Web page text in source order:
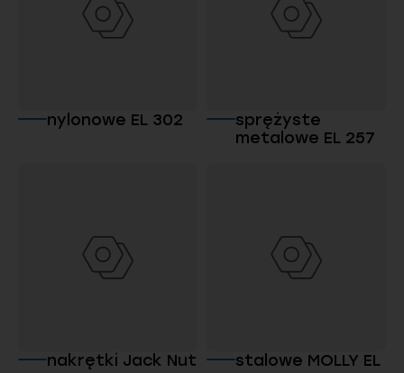
nylonowe EL 302
sprężyste
metalowe EL 257
nakrętki Jack Nut
stalowe MOLLY EL